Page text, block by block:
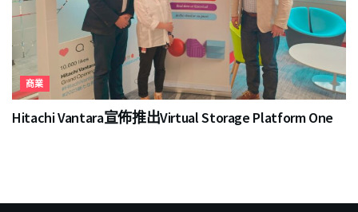
商業
Hitachi Vantara宣佈推出Virtual Storage Platform One